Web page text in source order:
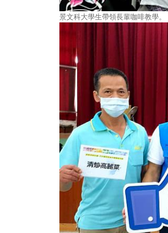
景文科大學生帶領長輩咖啡教學。